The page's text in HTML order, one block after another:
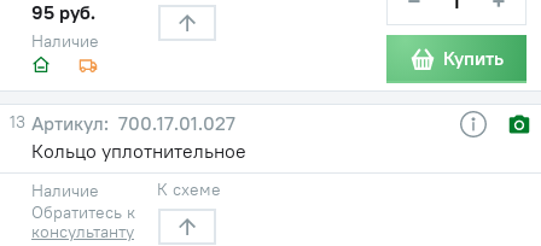
Наличие
95 руб.
Купить
13
700.17.01.027
Кольцо уплотнительное
Наличие
Обратитесь к
консультанту
К схеме